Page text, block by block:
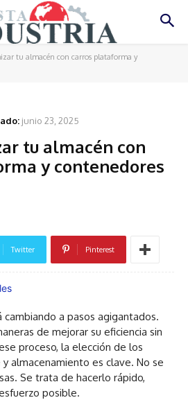
tu almacén con carros plataforma y
junio 23, 2025
tu almacén con
y contenedores
Twitter Pinterest
a pasos agigantados.
de mejorar su eficiencia sin
proceso, la elección de los
almacenamiento es clave. No se
Se trata de hacerlo rápido,
posible.